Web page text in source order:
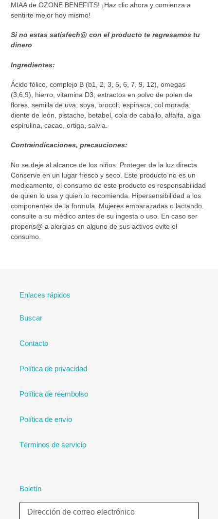
MIAA de OZONE BENEFITS! ¡Haz clic ahora y comienza a
sentirte mejor hoy mismo!
Si no estas satisfech@ con el producto te regresamos tu
dinero
Ingredientes:
Ácido fólico, complejo B (b1, 2, 3, 5, 6, 7, 9, 12), omegas
(3,6,9), hierro, vitamina D3; extractos en polvo de polen de
flores, semilla de uva, soya, brocoli, espinaca, col morada,
diente de león, pistache, betabel, cola de caballo, alfalfa, alga
espirulina, cacao, ortiga, salvia.
Contraindicaciones, precauciones:
No se deje al alcance de los niños. Proteger de la luz directa.
Conserve en un lugar fresco y seco. Este producto no es un
medicamento, el consumo de este producto es responsabilidad
de quien lo usa y quien lo recomienda. Hipersensibilidad a los
componentes de la formula. Mujeres embarazadas o lactando,
consulte a su médico antes de su ingesta o uso. En caso ser
propens@ a alergias en alguno de sus activos evite el
consumo.
Enlaces rápidos
Buscar
Contacto
Política de privacidad
Política de reembolso
Política de envío
Términos de servicio
Boletín